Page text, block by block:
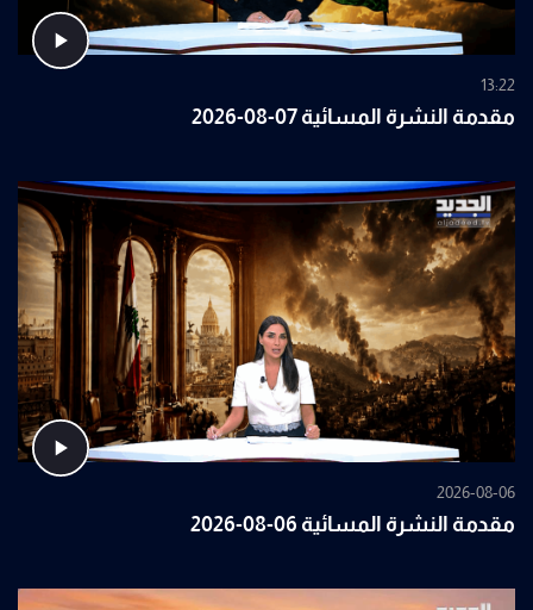
13:22
مقدمة النشرة المسائية 07-08-2026
2026-08-06
مقدمة النشرة المسائية 06-08-2026